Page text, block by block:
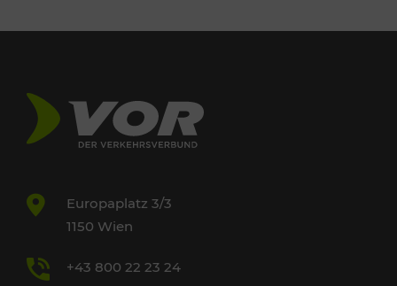
Europaplatz 3/3
1150 Wien
+43 800 22 23 24